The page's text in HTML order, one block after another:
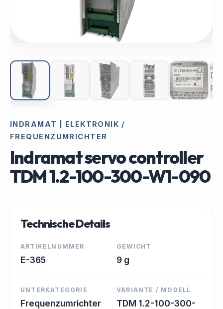
INDRAMAT | ELEKTRONIK /
FREQUENZUMRICHTER
Indramat servo controller
TDM 1.2-100-300-W1-090
Technische Details
ARTIKELNUMMER
E-365
GEWICHT
9 g
UNTERKATEGORIE
Frequenzumrichter
VARIANTE / MODELL
TDM 1.2-100-300-